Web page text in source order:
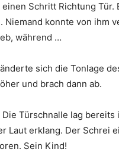
Schritt Richtung Tür.
Niemand konnte von ihm
während …
sich die Tonlage
und brach dann ab.
Türschnalle lag bereits
Laut erklang. Der Schrei
Sein Kind!